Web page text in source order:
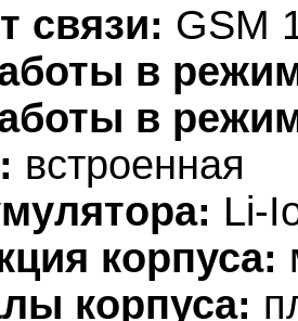
связи: GSM
в
в
встроенная
Li-
корпуса:
корпуса: